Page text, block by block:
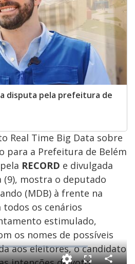
disputa pela prefeitura de
Real Time Big Data sobre
para a Prefeitura de Belém
RECORD e divulgada
(9), mostra o deputado
(MDB) à frente na
os cenários
estimulado,
os nomes de possíveis
aos eleitores, o candidato